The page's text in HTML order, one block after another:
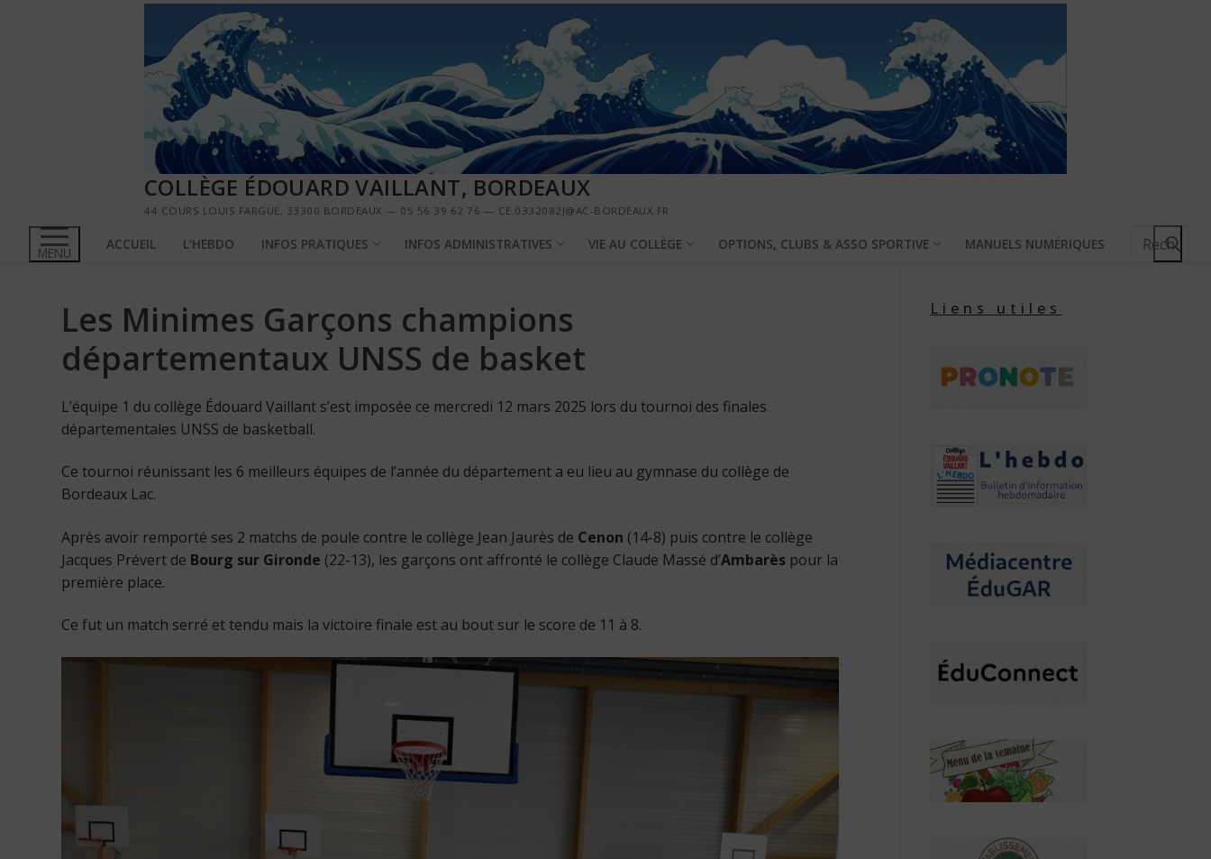
COLLÈGE ÉDOUARD VAILLANT, BORDEAUX
44 COURS LOUIS FARGUE, 33300 BORDEAUX — 05 56 39 62 76 — CE.0332082J@AC-BORDEAUX.FR
MENU ACCUEIL L’HEBDO INFOS PRATIQUES INFOS ADMINISTRATIVES VIE AU COLLÈGE OPTIONS, CLUBS & ASSO SPORTIVE MANUELS NUMÉRIQUES
Rechercher
Les Minimes Garçons champions
départementaux UNSS de basket
L’équipe 1 du collège Édouard Vaillant s’est imposée ce mercredi 12 mars 2025 lors du tournoi des finales
départementales UNSS de basketball.
Ce tournoi réunissant les 6 meilleurs équipes de l’année du département a eu lieu au gymnase du collège de
Bordeaux Lac.
Après avoir remporté ses 2 matchs de poule contre le collège Jean Jaurès de Cenon (14-8) puis contre le collège
Jacques Prévert de Bourg sur Gironde (22-13), les garçons ont affronté le collège Claude Massé d’Ambarès pour la
première place.
Ce fut un match serré et tendu mais la victoire finale est au bout sur le score de 11 à 8.
Liens utiles